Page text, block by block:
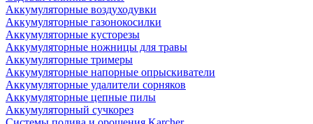
Аккумуляторные воздуходувки
Аккумуляторные газонокосилки
Аккумуляторные кусторезы
Аккумуляторные ножницы для травы
Аккумуляторные тримеры
Аккумуляторные напорные опрыскиватели
Аккумуляторные удалители сорняков
Аккумуляторные цепные пилы
Аккумуляторный сучкорез